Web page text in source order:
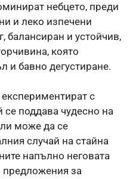
небцето, преди
и леко изпечени
балансиран и устойчив,
която
и бавно дегустиране.
експериментират с
се поддава чудесно на
може да се
случай на стайна
напълно неговата
предложения за